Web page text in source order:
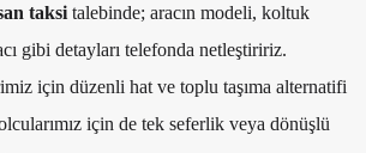
taksi talebinde; aracın modeli, koltuk
gibi detayları telefonda netleştiririz.
için düzenli hat ve toplu taşıma alternatifi
için de tek seferlik veya dönüşlü